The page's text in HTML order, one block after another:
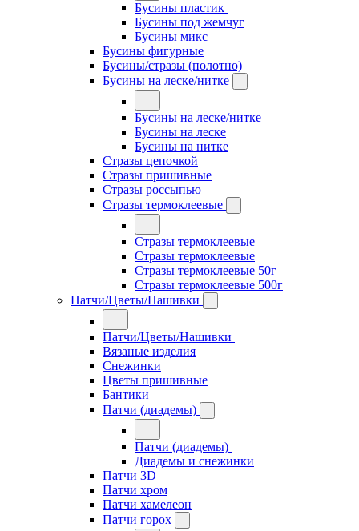
Бусины пластик
Бусины под жемчуг
Бусины микс
Бусины фигурные
Бусины/стразы (полотно)
Бусины на леске/нитке
Бусины на леске/нитке
Бусины на леске
Бусины на нитке
Стразы цепочкой
Стразы пришивные
Стразы россыпью
Стразы термоклеевые
Стразы термоклеевые
Стразы термоклеевые
Стразы термоклеевые 50г
Стразы термоклеевые 500г
Патчи/Цветы/Нашивки
Патчи/Цветы/Нашивки
Вязаные изделия
Снежинки
Цветы пришивные
Бантики
Патчи (диадемы)
Патчи (диадемы)
Диадемы и снежинки
Патчи 3D
Патчи хром
Патчи хамелеон
Патчи горох